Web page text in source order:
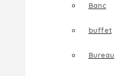
Banc
buffet
Bureau